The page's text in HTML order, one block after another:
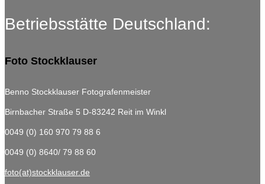
Betriebsstätte Deutschland:
Foto Stockklauser
Benno Stockklauser Fotografenmeister
Birnbacher Straße 5 D-83242 Reit im Winkl
0049 (0) 160 970 79 88 6
0049 (0) 8640/ 79 88 60
foto(at)stockklauser.de